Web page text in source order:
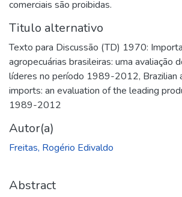
comerciais são proibidas.
Titulo alternativo
Texto para Discussão (TD) 1970:
agropecuárias brasileiras: uma avaliação
líderes no período 1989-2012, Brazilian
imports: an evaluation of the leading
1989-2012
Autor(a)
Freitas, Rogério Edivaldo
Abstract